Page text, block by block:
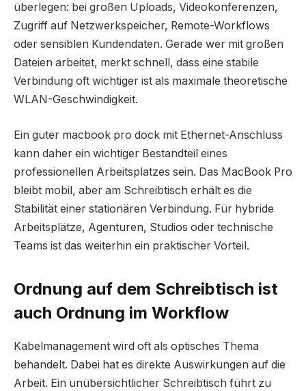
überlegen: bei großen Uploads, Videokonferenzen,
Zugriff auf Netzwerkspeicher, Remote-Workflows
oder sensiblen Kundendaten. Gerade wer mit großen
Dateien arbeitet, merkt schnell, dass eine stabile
Verbindung oft wichtiger ist als maximale theoretische
WLAN-Geschwindigkeit.
Ein guter macbook pro dock mit Ethernet-Anschluss
kann daher ein wichtiger Bestandteil eines
professionellen Arbeitsplatzes sein. Das MacBook Pro
bleibt mobil, aber am Schreibtisch erhält es die
Stabilität einer stationären Verbindung. Für hybride
Arbeitsplätze, Agenturen, Studios oder technische
Teams ist das weiterhin ein praktischer Vorteil.
Ordnung auf dem Schreibtisch ist
auch Ordnung im Workflow
Kabelmanagement wird oft als optisches Thema
behandelt. Dabei hat es direkte Auswirkungen auf die
Arbeit. Ein unübersichtlicher Schreibtisch führt zu